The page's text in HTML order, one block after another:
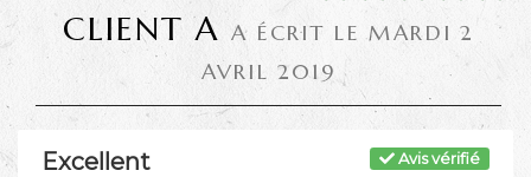
CLIENT A A ÉCRIT LE MARDI 2
AVRIL 2019
Avis vérifié
Excellent